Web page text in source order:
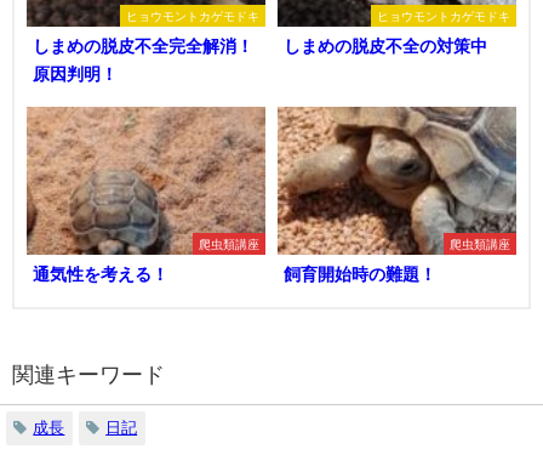
ヒョウモントカゲモドキ
しまめの脱皮不全完全解消！
原因判明！
ヒョウモントカゲモドキ
しまめの脱皮不全の対策中
爬虫類講座
通気性を考える！
爬虫類講座
飼育開始時の難題！
関連キーワード
成長 日記